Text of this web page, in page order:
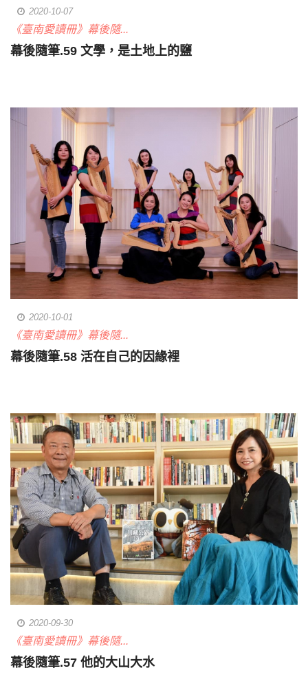
2020-10-07
《臺南愛讀冊》幕後隨...
幕後隨筆.59 文學，是土地上的鹽
2020-10-01
《臺南愛讀冊》幕後隨...
幕後隨筆.58 活在自己的因緣裡
2020-09-30
《臺南愛讀冊》幕後隨...
幕後隨筆.57 他的大山大水